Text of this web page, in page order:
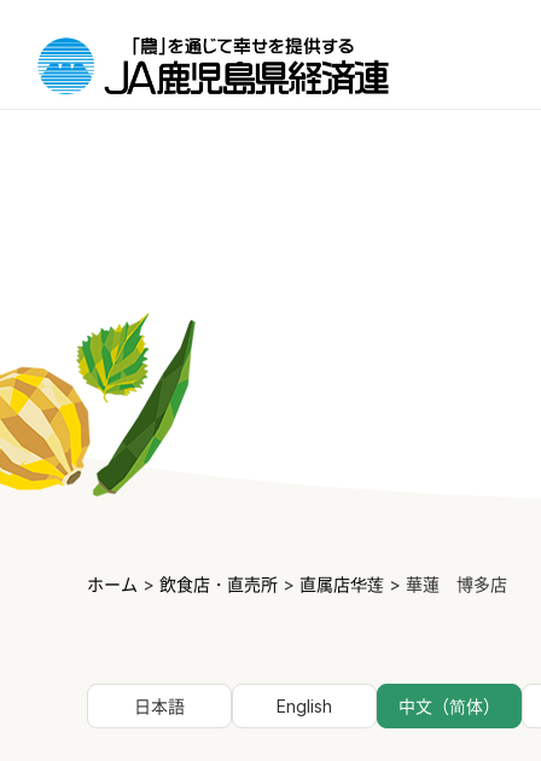
ホーム > 飲食店・直売所 > 直属店华莲 > 華蓮 博多店
日本語 English 中文（简体）